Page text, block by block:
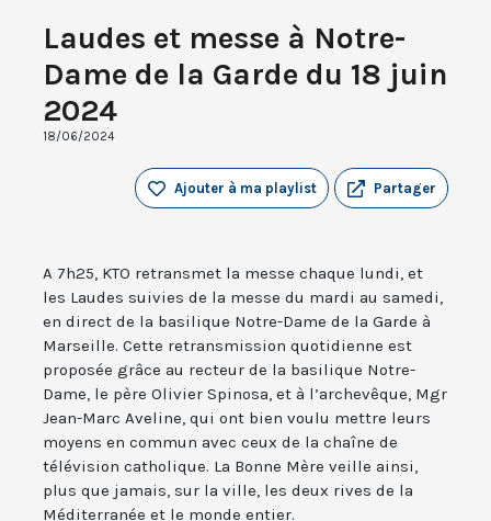
Laudes et messe à Notre-
Dame de la Garde du 18 juin
2024
18/06/2024
Partager
Ajouter à ma playlist
A 7h25, KTO retransmet la messe chaque lundi, et
les Laudes suivies de la messe du mardi au samedi,
en direct de la basilique Notre-Dame de la Garde à
Marseille. Cette retransmission quotidienne est
proposée grâce au recteur de la basilique Notre-
Dame, le père Olivier Spinosa, et à l’archevêque, Mgr
Jean-Marc Aveline, qui ont bien voulu mettre leurs
moyens en commun avec ceux de la chaîne de
télévision catholique. La Bonne Mère veille ainsi,
plus que jamais, sur la ville, les deux rives de la
Méditerranée et le monde entier.